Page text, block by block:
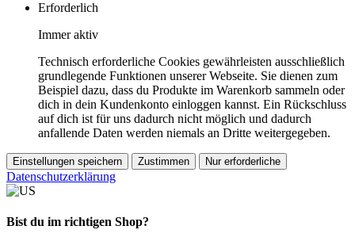
Erforderlich
Immer aktiv
Technisch erforderliche Cookies gewährleisten ausschließlich
grundlegende Funktionen unserer Webseite. Sie dienen zum
Beispiel dazu, dass du Produkte im Warenkorb sammeln oder
dich in dein Kundenkonto einloggen kannst. Ein Rückschluss
auf dich ist für uns dadurch nicht möglich und dadurch
anfallende Daten werden niemals an Dritte weitergegeben.
Einstellungen speichern Zustimmen Nur erforderliche
Datenschutzerklärung
Bist du im richtigen Shop?